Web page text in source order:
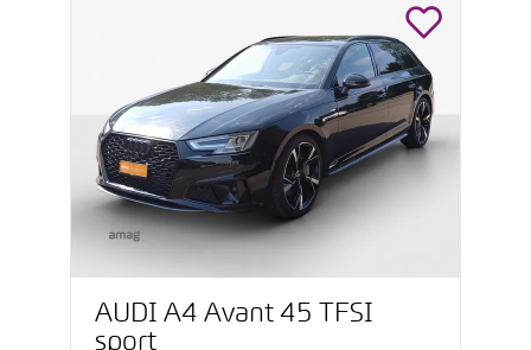
AUDI A4 Avant 45 TFSI
sport